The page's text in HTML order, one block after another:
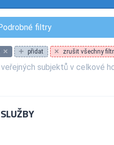
filtry
přidat zrušit všechny
subjektů v celkové